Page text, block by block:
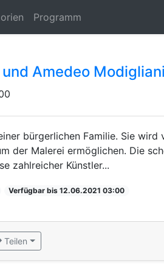
Programm
Amedeo Modigliani
bürgerlichen Familie. Sie wird
der Malerei ermöglichen. Die
zahlreicher Künstler...
Verfügbar bis 12.06.2021 03:00
Teilen